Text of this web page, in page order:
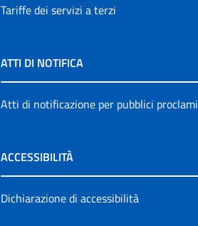
Tariffe dei servizi a terzi
ATTI DI NOTIFICA
Atti di notificazione per pubblici proclami
ACCESSIBILITÀ
Dichiarazione di accessibilità